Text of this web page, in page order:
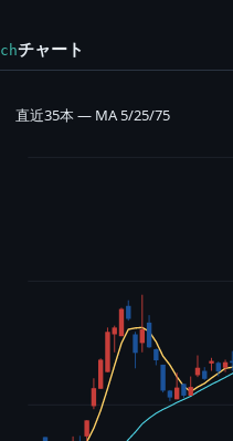
chチャート
直近35本 — MA 5/25/75